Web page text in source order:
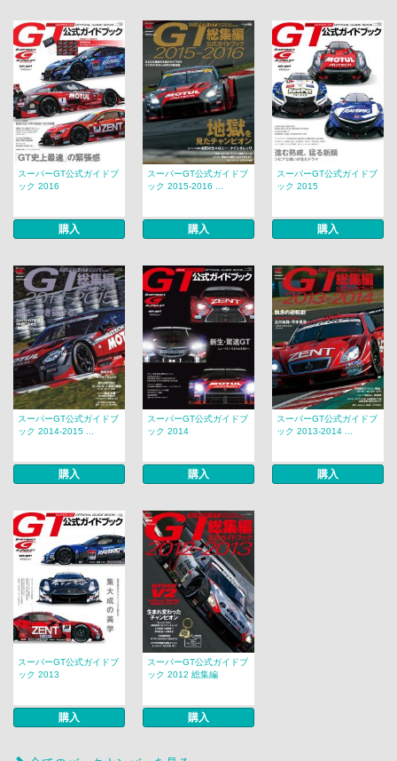
スーパーGT公式ガイドブ
ック 2016
購入
スーパーGT公式ガイドブ
ック 2015-2016 ...
購入
スーパーGT公式ガイドブ
ック 2015
購入
スーパーGT公式ガイドブ
ック 2014-2015 ...
購入
スーパーGT公式ガイドブ
ック 2014
購入
スーパーGT公式ガイドブ
ック 2013-2014 ...
購入
スーパーGT公式ガイドブ
ック 2013
購入
スーパーGT公式ガイドブ
ック 2012 総集編
購入